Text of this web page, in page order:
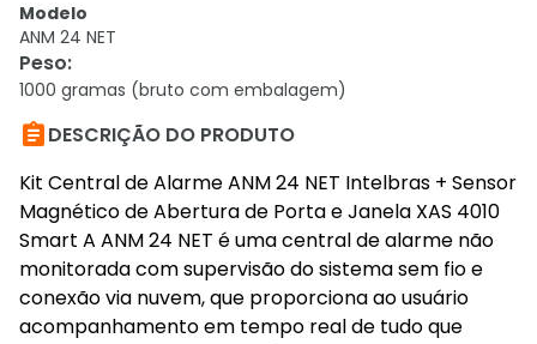
Modelo
ANM 24 NET
Peso:
1000 gramas (bruto com embalagem)
DESCRIÇÃO DO PRODUTO
Kit Central de Alarme ANM 24 NET Intelbras + Sensor
Magnético de Abertura de Porta e Janela XAS 4010
Smart A ANM 24 NET é uma central de alarme não
monitorada com supervisão do sistema sem fio e
conexão via nuvem, que proporciona ao usuário
acompanhamento em tempo real de tudo que